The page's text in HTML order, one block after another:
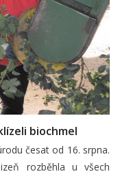
biochmel
česat od 16. srpna.
rozběhla u všech